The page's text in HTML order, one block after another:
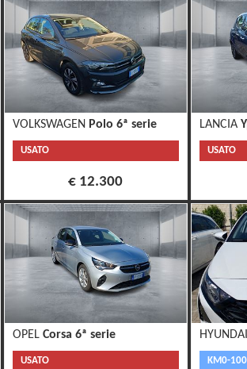
VOLKSWAGEN Polo 6ª serie
USATO
€ 12.300
LANCIA
USATO
OPEL Corsa 6ª serie
USATO KM0-